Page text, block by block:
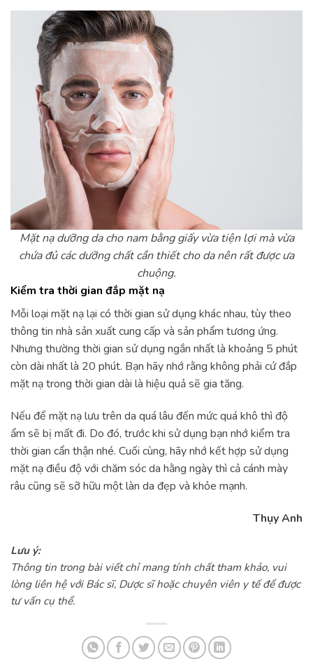
Mặt nạ dưỡng da cho nam bằng giấy vừa tiện lợi mà vừa
chứa đủ các dưỡng chất cần thiết cho da nên rất được ưa
chuộng.
Kiểm tra thời gian đắp mặt nạ
Mỗi loại mặt nạ lại có thời gian sử dụng khác nhau, tùy theo
thông tin nhà sản xuất cung cấp và sản phẩm tương ứng.
Nhưng thường thời gian sử dụng ngắn nhất là khoảng 5 phút
còn dài nhất là 20 phút. Bạn hãy nhớ rằng không phải cứ đắp
mặt nạ trong thời gian dài là hiệu quả sẽ gia tăng.
Nếu để mặt nạ lưu trên da quá lâu đến mức quá khô thì độ
ẩm sẽ bị mất đi. Do đó, trước khi sử dụng bạn nhớ kiểm tra
thời gian cẩn thận nhé. Cuối cùng, hãy nhớ kết hợp sử dụng
mặt nạ điều độ với chăm sóc da hằng ngày thì cả cánh mày
râu cũng sẽ sỡ hữu một làn da đẹp và khỏe mạnh.
Thụy Anh
Lưu ý:
Thông tin trong bài viết chỉ mang tính chất tham khảo, vui
lòng liên hệ với Bác sĩ, Dược sĩ hoặc chuyên viên y tế để được
tư vấn cụ thể.